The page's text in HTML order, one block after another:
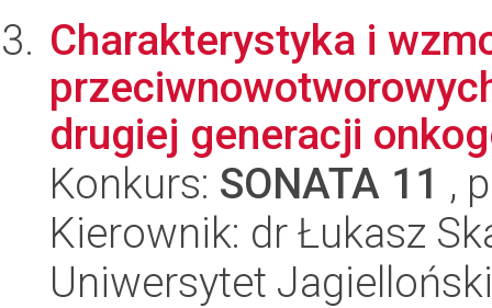
Charakterystyka i
drugiej generacji
Konkurs: SONATA 11 ,
Kierownik: dr Łukasz
Uniwersytet